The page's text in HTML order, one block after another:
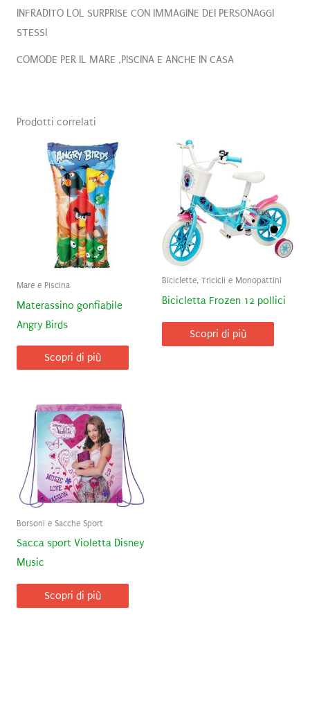
INFRADITO LOL SURPRISE CON IMMAGINE DEI PERSONAGGI
STESSI
COMODE PER IL MARE ,PISCINA E ANCHE IN CASA
Prodotti correlati
Mare e Piscina
Materassino gonfiabile
Angry Birds
Scopri di più
Biciclette, Tricicli e Monopattini
Bicicletta Frozen 12 pollici
Scopri di più
Borsoni e Sacche Sport
Sacca sport Violetta Disney
Music
Scopri di più